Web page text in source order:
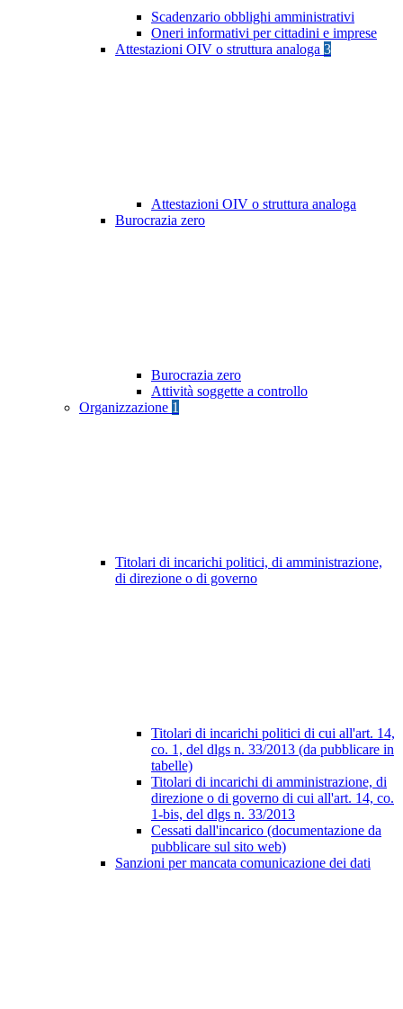
Scadenzario obblighi amministrativi
Oneri informativi per cittadini e imprese
Attestazioni OIV o struttura analoga 3
Attestazioni OIV o struttura analoga
Burocrazia zero
Burocrazia zero
Attività soggette a controllo
Organizzazione 1
Titolari di incarichi politici, di amministrazione,
di direzione o di governo
Titolari di incarichi politici di cui all'art. 14,
co. 1, del dlgs n. 33/2013 (da pubblicare in
tabelle)
Titolari di incarichi di amministrazione, di
direzione o di governo di cui all'art. 14, co.
1-bis, del dlgs n. 33/2013
Cessati dall'incarico (documentazione da
pubblicare sul sito web)
Sanzioni per mancata comunicazione dei dati